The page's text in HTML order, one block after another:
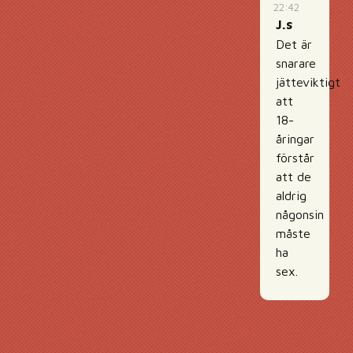
22:42
J.s
Det är
snarare
jätteviktigt
att
18-
åringar
förstår
att de
aldrig
någonsin
måste
ha
sex.